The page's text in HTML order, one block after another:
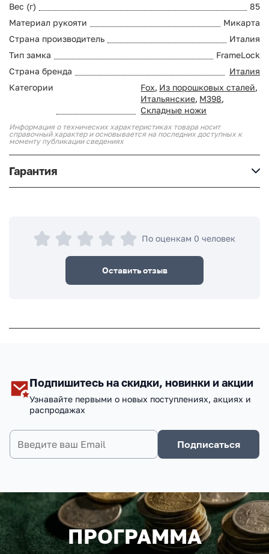
Вес (г)
85
Материал рукояти
Микарта
Страна производитель
Италия
Тип замка
FrameLock
Страна бренда
Италия
Категории
Fox, Из порошковых сталей,
Итальянские, M398,
Складные ножи
Информация о технических характеристиках товара носит
справочный характер и основывается на последних доступных к
моменту публикации сведениях
Гарантия
По оценкам 0 человек
Оставить отзыв
Подпишитесь на скидки, новинки и акции
Узнавайте первыми о новых поступлениях, акциях и
распродажах
Подписаться
ПРОГРАММА